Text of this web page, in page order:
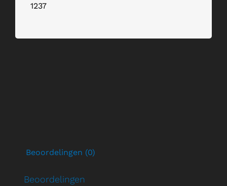
1237
Beoordelingen (0)
Beoordelingen